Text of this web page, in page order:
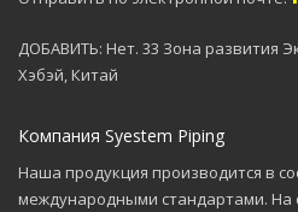
ДОБАВИТЬ: Нет. 33 Зона развития
Хэбэй, Китай
Компания Syestem Piping
Наша продукция производится в
международными стандартами.